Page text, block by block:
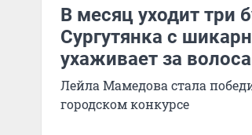
В месяц уходит три
Сургутянка с
ухаживает за
Лейла Мамедова стала
городском конкурсе